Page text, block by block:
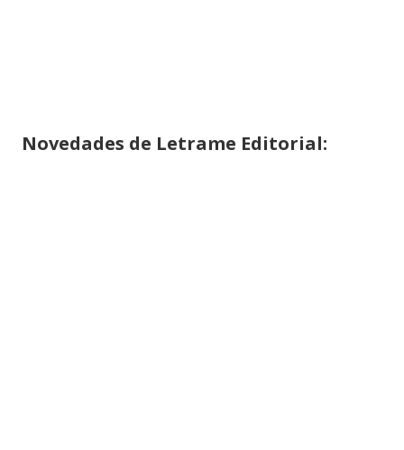
Novedades de Letrame Editorial: